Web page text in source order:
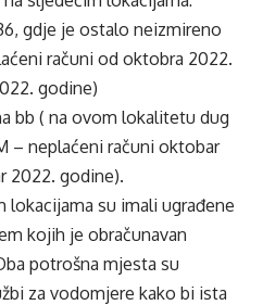
gdje je ostalo neizmireno
računi od oktobra 2022.
godine)
bb ( na ovom lokalitetu dug
– neplaćeni računi oktobar
2022. godine).
lokacijama su imali ugrađene
kojih je obračunavan
potrošna mjesta su
za vodomjere kako bi ista